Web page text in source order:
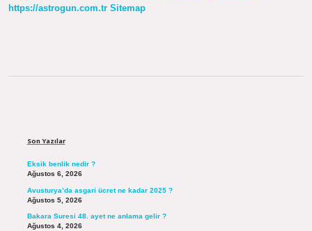
https://astrogun.com.tr Sitemap
Son Yazılar
Eksik benlik nedir ?
Ağustos 6, 2026
Avusturya’da asgari ücret ne kadar 2025 ?
Ağustos 5, 2026
Bakara Suresi 48. ayet ne anlama gelir ?
Ağustos 4, 2026